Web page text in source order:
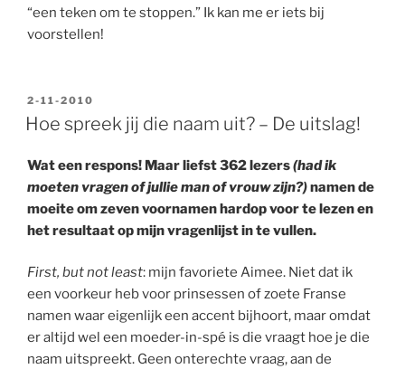
“een teken om te stoppen.” Ik kan me er iets bij
voorstellen!
GEPLAATST
OP
2-11-2010
Hoe spreek jij die naam uit? – De uitslag!
Wat een respons! Maar liefst 362 lezers(had ik
moeten vragen of jullie man of vrouw zijn?)namen de
moeite om zeven voornamen hardop voor te lezen en
het resultaat op mijn vragenlijst in te vullen.
First, but not least: mijn favoriete Aimee. Niet dat ik
een voorkeur heb voor prinsessen of zoete Franse
namen waar eigenlijk een accent bijhoort, maar omdat
er altijd wel een moeder-in-spé is die vraagt hoe je die
naam uitspreekt. Geen onterechte vraag, aan de